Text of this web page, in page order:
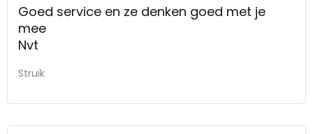
Goed service en ze denken goed met je
mee
Nvt
Struik